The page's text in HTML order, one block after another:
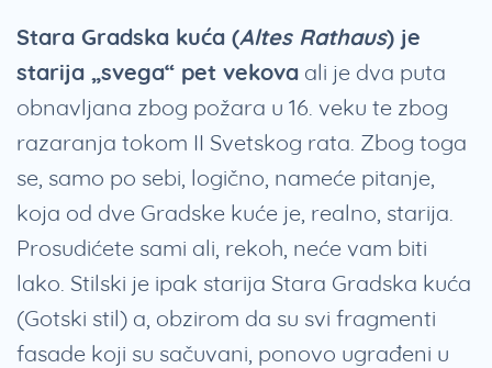
Stara Gradska kuća (Altes Rathaus) je
starija „svega“ pet vekova ali je dva puta
obnavljana zbog požara u 16. veku te zbog
razaranja tokom II Svetskog rata. Zbog toga
se, samo po sebi, logično, nameće pitanje,
koja od dve Gradske kuće je, realno, starija.
Prosudićete sami ali, rekoh, neće vam biti
lako. Stilski je ipak starija Stara Gradska kuća
(Gotski stil) a, obzirom da su svi fragmenti
fasade koji su sačuvani, ponovo ugrađeni u